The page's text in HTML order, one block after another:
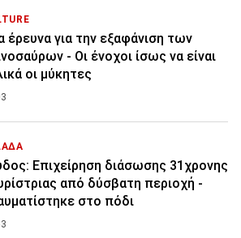
έρευνα για την εξαφάνιση των
- Οι ένοχοι ίσως να είναι
οι μύκητες
Επιχείρηση διάσωσης 31χρονης
από δύσβατη περιοχή -
στο πόδι